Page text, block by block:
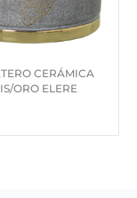
CERÁMICA
ORO ELERE